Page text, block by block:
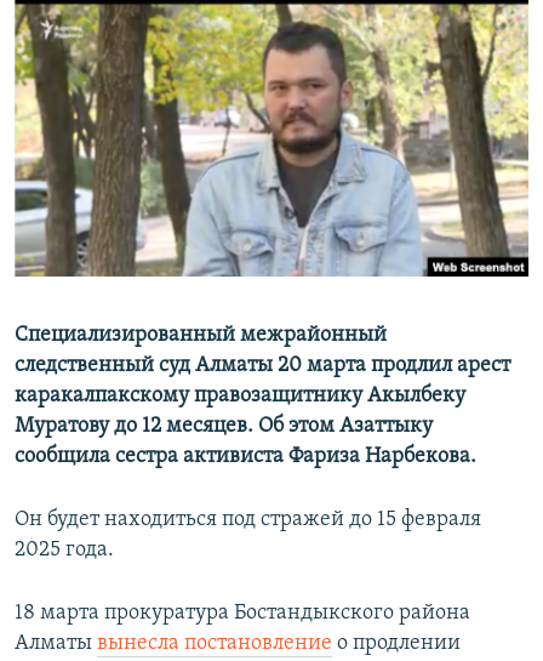
поиску
Специализированный межрайонный
следственный суд Алматы 20 марта продлил арест
каракалпакскому правозащитнику Акылбеку
Муратову до 12 месяцев. Об этом Азаттыку
сообщила сестра активиста Фариза Нарбекова.
Он будет находиться под стражей до 15 февраля
2025 года.
18 марта прокуратура Бостандыкского района
Алматы вынесла постановление о продлении